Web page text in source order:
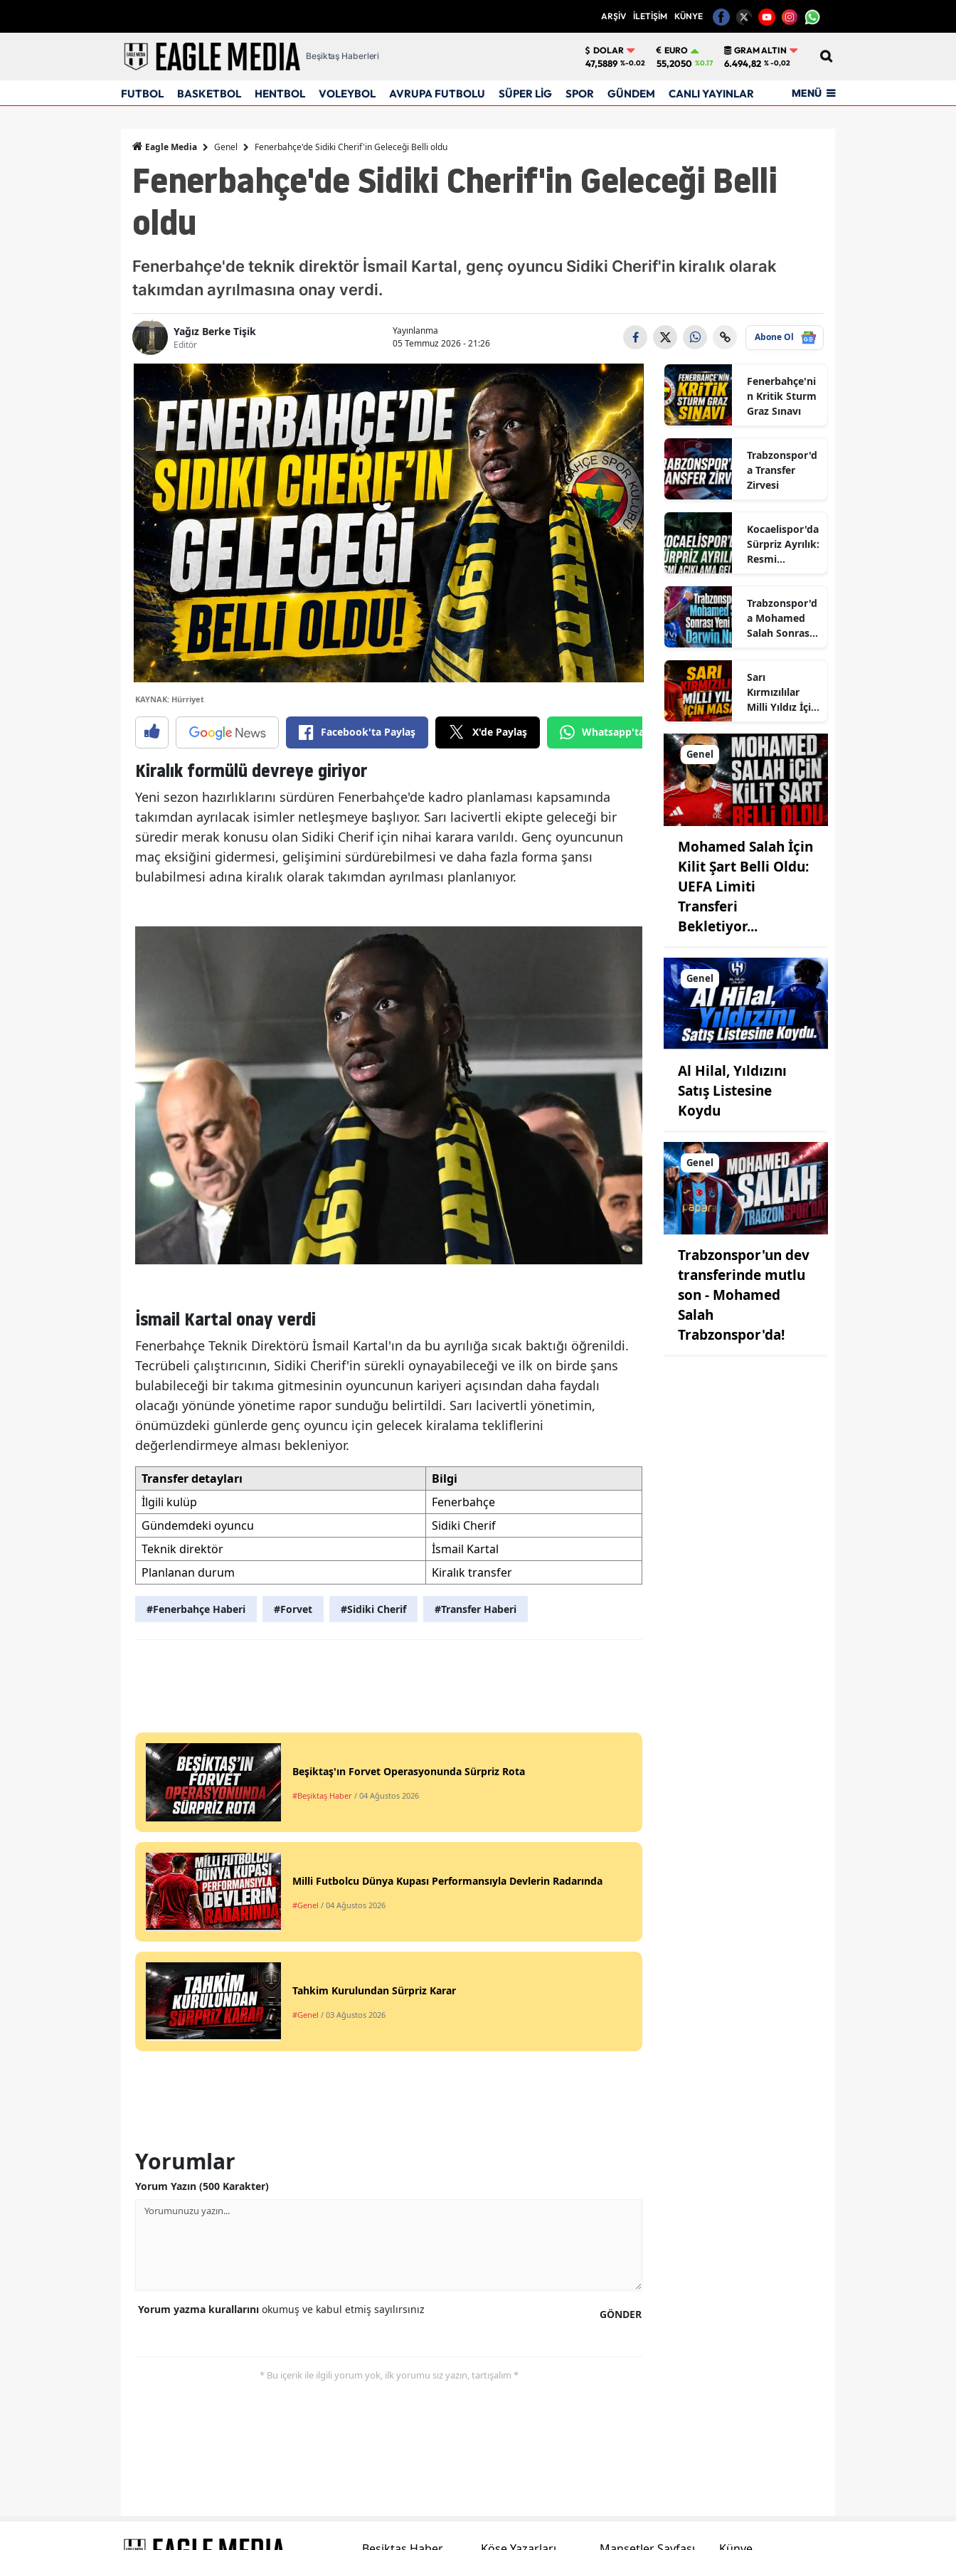
ARŞİV İLETİŞİM KÜNYE
Beşiktaş Haberleri
DOLAR
47,5889 %-0.02
EURO
55,2050 %0.17
GRAM ALTIN
6.494,82 % -0,02
FUTBOL BASKETBOL HENTBOL VOLEYBOL AVRUPA FUTBOLU SÜPER LİG SPOR GÜNDEM CANLI YAYINLAR MENÜ
Eagle Media Genel Fenerbahçe'de Sidiki Cherif'in Geleceği Belli oldu
Fenerbahçe'de Sidiki Cherif'in Geleceği Belli
oldu
Fenerbahçe'de teknik direktör İsmail Kartal, genç oyuncu Sidiki Cherif'in kiralık olarak
takımdan ayrılmasına onay verdi.
Yağız Berke Tişik
Editör
Yayınlanma
05 Temmuz 2026 - 21:26
Abone Ol
KAYNAK: Hürriyet
Facebook'ta Paylaş X'de Paylaş Whatsapp'tan Gönder
Kiralık formülü devreye giriyor
Yeni sezon hazırlıklarını sürdüren Fenerbahçe'de kadro planlaması kapsamında
takımdan ayrılacak isimler netleşmeye başlıyor. Sarı lacivertli ekipte geleceği bir
süredir merak konusu olan Sidiki Cherif için nihai karara varıldı. Genç oyuncunun
maç eksiğini gidermesi, gelişimini sürdürebilmesi ve daha fazla forma şansı
bulabilmesi adına kiralık olarak takımdan ayrılması planlanıyor.
İsmail Kartal onay verdi
Fenerbahçe Teknik Direktörü İsmail Kartal'ın da bu ayrılığa sıcak baktığı öğrenildi.
Tecrübeli çalıştırıcının, Sidiki Cherif'in sürekli oynayabileceği ve ilk on birde şans
bulabileceği bir takıma gitmesinin oyuncunun kariyeri açısından daha faydalı
olacağı yönünde yönetime rapor sunduğu belirtildi. Sarı lacivertli yönetimin,
önümüzdeki günlerde genç oyuncu için gelecek kiralama tekliflerini
değerlendirmeye alması bekleniyor.
Transfer detayları
Bilgi
İlgili kulüp
Fenerbahçe
Gündemdeki oyuncu
Sidiki Cherif
Teknik direktör
İsmail Kartal
Planlanan durum
Kiralık transfer
#Fenerbahçe Haberi #Forvet #Sidiki Cherif #Transfer Haberi
Beşiktaş'ın Forvet Operasyonunda Sürpriz Rota
#Beşiktaş Haber / 04 Ağustos 2026
Milli Futbolcu Dünya Kupası Performansıyla Devlerin Radarında
#Genel / 04 Ağustos 2026
Tahkim Kurulundan Sürpriz Karar
#Genel / 03 Ağustos 2026
Yorumlar
Yorum Yazın (500 Karakter)
GÖNDER
Yorum yazma kurallarını okumuş ve kabul etmiş sayılırsınız
* Bu içerik ile ilgili yorum yok, ilk yorumu siz yazın, tartışalım *
Fenerbahçe'ni
n Kritik Sturm
Graz Sınavı
Trabzonspor'd
a Transfer
Zirvesi
Kocaelispor'da
Sürpriz Ayrılık:
Resmi
Trabzonspor'd
a Mohamed
Salah Sonrası
Sarı
Kırmızılılar
Milli Yıldız İçin
Genel
Mohamed Salah İçin
Kilit Şart Belli Oldu:
UEFA Limiti
Transferi
Bekletiyor...
Genel
Al Hilal, Yıldızını
Satış Listesine
Koydu
Genel
Trabzonspor'un dev
transferinde mutlu
son - Mohamed
Salah
Trabzonspor'da!